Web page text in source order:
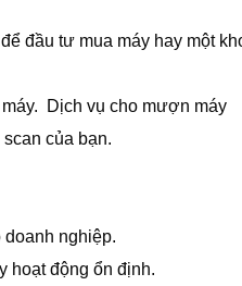
đầu tư mua máy hay một
Dịch vụ cho mượn máy
của bạn.
nghiệp.
hoạt động ổn định.